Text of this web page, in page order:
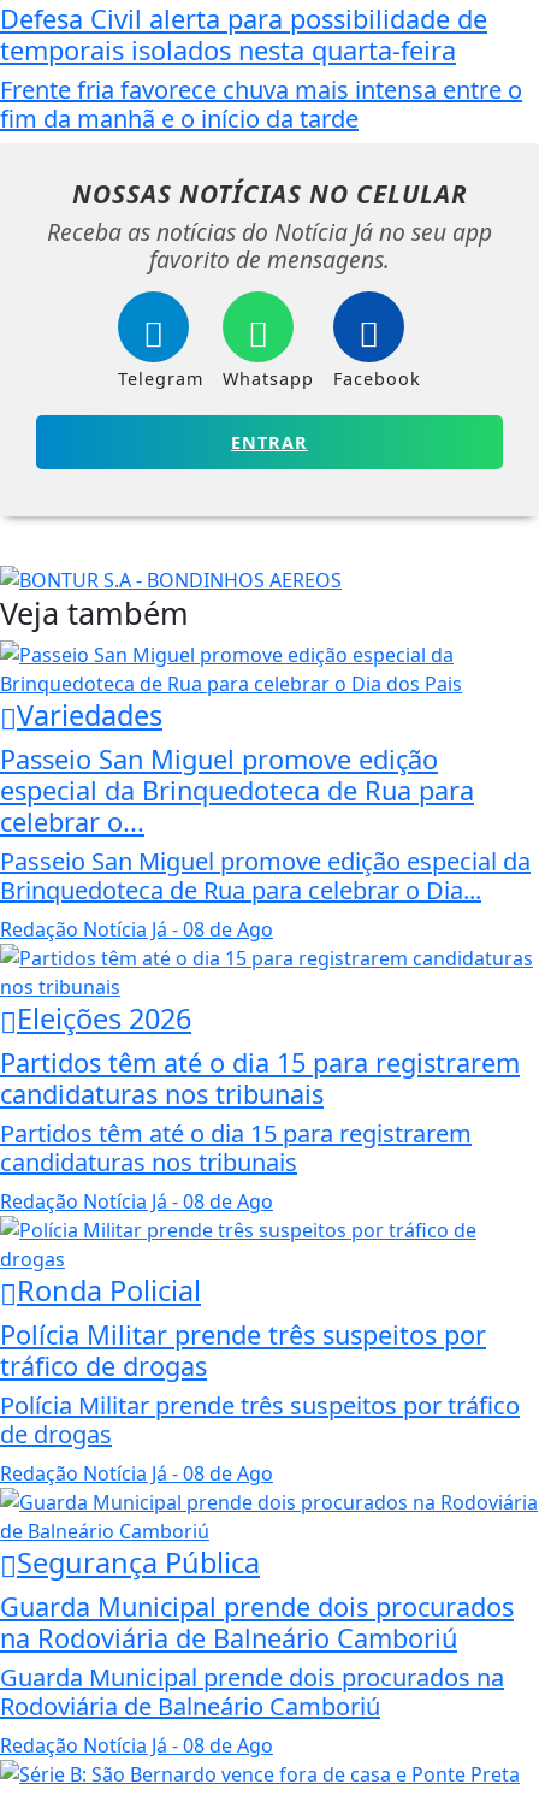
Defesa Civil alerta para possibilidade de
temporais isolados nesta quarta-feira
Frente fria favorece chuva mais intensa entre o
fim da manhã e o início da tarde
NOSSAS NOTÍCIAS NO CELULAR
Receba as notícias do Notícia Já no seu app
favorito de mensagens.
Telegram Whatsapp Facebook
ENTRAR
Veja também
Variedades
Passeio San Miguel promove edição
especial da Brinquedoteca de Rua para
celebrar o...
Passeio San Miguel promove edição especial da
Brinquedoteca de Rua para celebrar o Dia...
Redação Notícia Já - 08 de Ago
Eleições 2026
Partidos têm até o dia 15 para registrarem
candidaturas nos tribunais
Partidos têm até o dia 15 para registrarem
candidaturas nos tribunais
Redação Notícia Já - 08 de Ago
Ronda Policial
Polícia Militar prende três suspeitos por
tráfico de drogas
Polícia Militar prende três suspeitos por tráfico
de drogas
Redação Notícia Já - 08 de Ago
Segurança Pública
Guarda Municipal prende dois procurados
na Rodoviária de Balneário Camboriú
Guarda Municipal prende dois procurados na
Rodoviária de Balneário Camboriú
Redação Notícia Já - 08 de Ago